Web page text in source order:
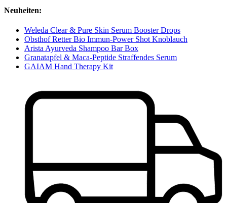
Neuheiten:
Weleda Clear & Pure Skin Serum Booster Drops
Obsthof Retter Bio Immun-Power Shot Knoblauch
Arista Ayurveda Shampoo Bar Box
Granatapfel & Maca-Peptide Straffendes Serum
GAIAM Hand Therapy Kit